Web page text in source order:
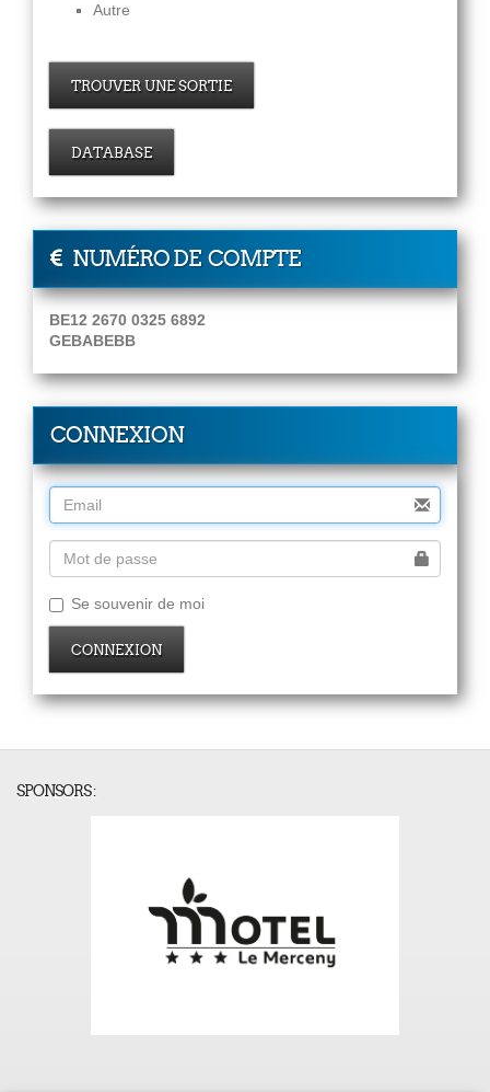
Autre
TROUVER UNE SORTIE
DATABASE
NUMÉRO DE COMPTE
BE12 2670 0325 6892
GEBABEBB
CONNEXION
Se souvenir de moi
CONNEXION
SPONSORS :